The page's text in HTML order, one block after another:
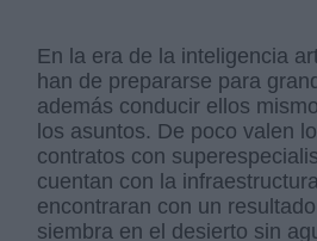
En la era de la inteligencia
han de prepararse para
además conducir ellos
los asuntos. De poco valen
contratos con
cuentan con la
encontraran con un
siembra en el desierto sin